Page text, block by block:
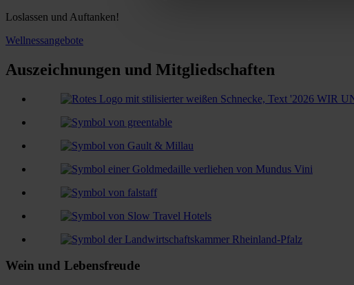
Loslassen und Auftanken!
Wellnessangebote
Auszeichnungen und Mitgliedschaften
Wein und Lebensfreude